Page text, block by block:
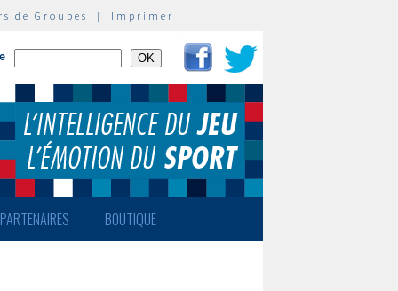
de Groupes | Imprimer
PARTENAIRES BOUTIQUE